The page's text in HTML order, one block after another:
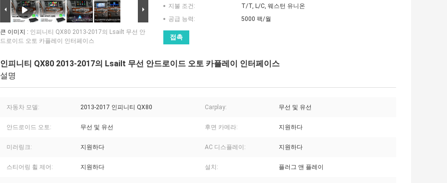
큰 이미지 : 인피니티 QX80 2013-2017의 Lsailt 무선 안
드로이드 오토 카플레이 인터페이스
지불 조건:
T/T, L/C, 웨스턴 유니온
공급 능력:
5000 팩/월
접촉
인피니티 QX80 2013-2017의 Lsailt 무선 안드로이드 오토 카플레이 인터페이스
설명
자동차 모델: 2013-2017 인피니티 QX80 Carplay: 무선 및 유선
안드로이드 오토: 무선 및 유선 후면 카메라: 지원하다
미러링크: 지원하다 AC 디스플레이: 지원하다
스티어링 휠 제어: 지원하다 설치: 플러그 앤 플레이